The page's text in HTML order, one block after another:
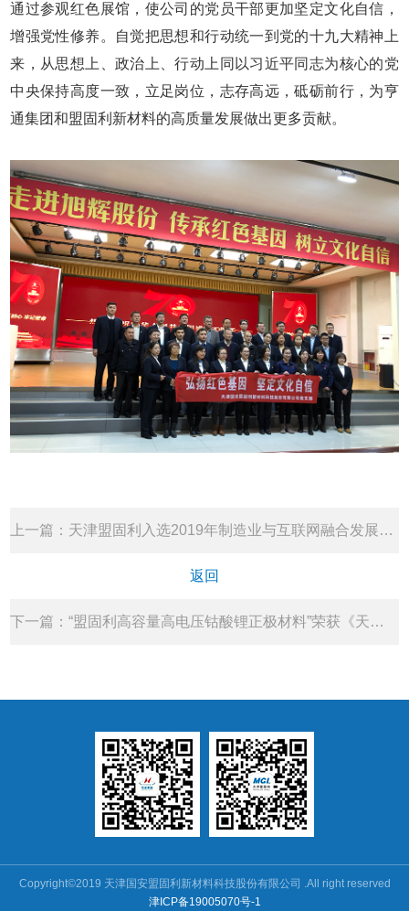
通过参观红色展馆，使公司的党员干部更加坚定文化自信，
增强党性修养。自觉把思想和行动统一到党的十九大精神上
来，从思想上、政治上、行动上同以习近平同志为核心的党
中央保持高度一致，立足岗位，志存高远，砥砺前行，为亨
通集团和盟固利新材料的高质量发展做出更多贡献。
上一篇： 天津盟固利入选2019年制造业与互联网融合发展试点示范项目
返回
下一篇：“盟固利高容量高电压钴酸锂正极材料”荣获《天津市“杀手锏”产品证书》
Copyright©2019 天津国安盟固利新材料科技股份有限公司 .All right reserved
津ICP备19005070号-1